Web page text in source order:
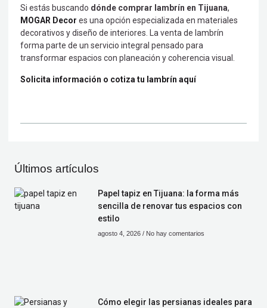
Si estás buscando dónde comprar lambrín en Tijuana,
MOGAR Decor es una opción especializada en materiales
decorativos y diseño de interiores. La venta de lambrín
forma parte de un servicio integral pensado para
transformar espacios con planeación y coherencia visual.
Solicita información o cotiza tu lambrín aquí
Últimos artículos
Papel tapiz en Tijuana: la forma más
sencilla de renovar tus espacios con
estilo
agosto 4, 2026 No hay comentarios
Cómo elegir las persianas ideales para